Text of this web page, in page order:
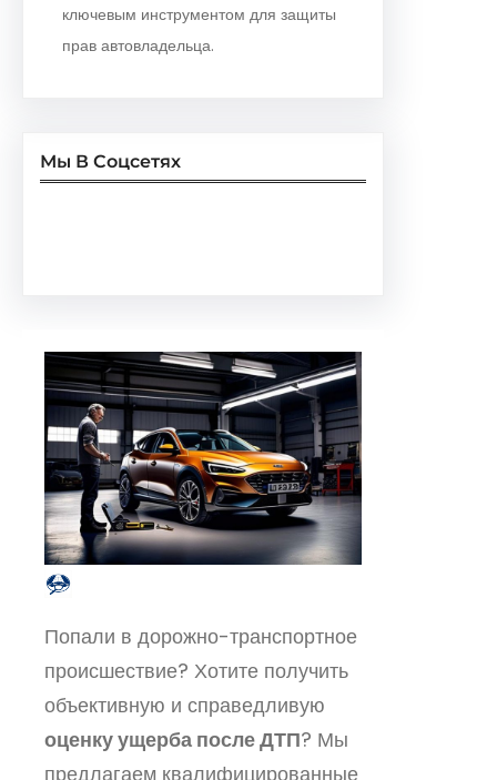
ключевым инструментом для защиты
прав автовладельца.
Мы В Соцсетях
Попали в дорожно-транспортное
происшествие? Хотите получить
объективную и справедливую
оценку ущерба после ДТП? Мы
предлагаем квалифицированные